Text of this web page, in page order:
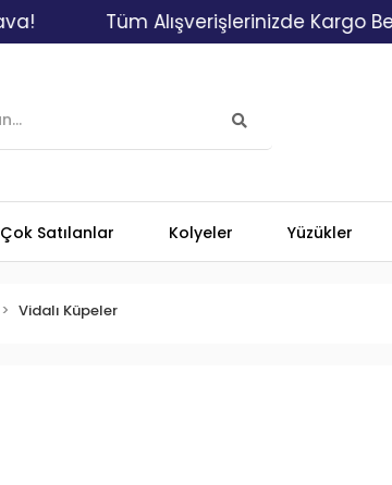
Tüm Alışverişlerinizde Kargo Bedava!
Çok Satılanlar Kolyeler Yüzükler
Vidalı Küpeler